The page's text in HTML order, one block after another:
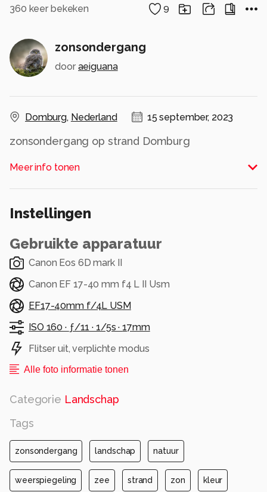
360 keer bekeken 9
zonsondergang
door aeiguana
Domburg, Nederland 15 september, 2023
zonsondergang op strand Domburg
Alle rechten voorbehouden
Meer info tonen
Instellingen
Gebruikte apparatuur
Canon Eos 6D mark II
Canon EF 17-40 mm f4 L II Usm
EF17-40mm f/4L USM
ISO 160 · ƒ/11 · 1/5s ·17mm
Flitser uit, verplichte modus
Alle foto informatie tonen
Categorie Landschap
Tags
zonsondergang landschap natuur
weerspiegeling zee strand zon kleur